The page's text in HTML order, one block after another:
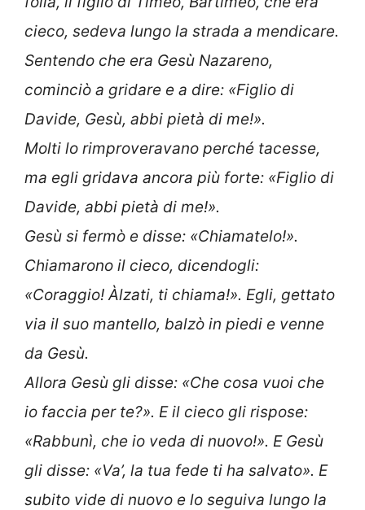
cieco, sedeva lungo la strada a mendicare.
Sentendo che era Gesù Nazareno,
cominciò a gridare e a dire: «Figlio di
Davide, Gesù, abbi pietà di me!».
Molti lo rimproveravano perché tacesse,
ma egli gridava ancora più forte: «Figlio di
Davide, abbi pietà di me!».
Gesù si fermò e disse: «Chiamatelo!».
Chiamarono il cieco, dicendogli:
«Coraggio! Àlzati, ti chiama!». Egli, gettato
via il suo mantello, balzò in piedi e venne
da Gesù.
Allora Gesù gli disse: «Che cosa vuoi che
io faccia per te?». E il cieco gli rispose:
«Rabbunì, che io veda di nuovo!». E Gesù
gli disse: «Va’, la tua fede ti ha salvato». E
subito vide di nuovo e lo seguiva lungo la